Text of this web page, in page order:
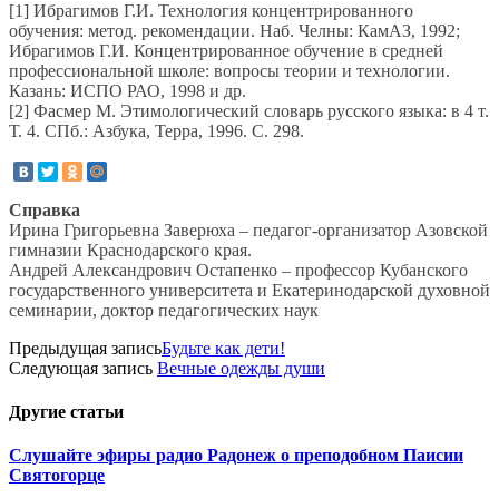
[1] Ибрагимов Г.И. Технология концентрированного
обучения: метод. рекомендации. Наб. Челны: КамАЗ, 1992;
Ибрагимов Г.И. Концентрированное обучение в средней
профессиональной школе: вопросы теории и технологии.
Казань: ИСПО РАО, 1998 и др.
[2] Фасмер М. Этимологический словарь русского языка: в 4 т.
Т. 4. СПб.: Азбука, Терра, 1996. С. 298.
Справка
Ирина Григорьевна Заверюха – педагог-организатор Азовской
гимназии Краснодарского края.
Андрей Александрович Остапенко – профессор Кубанского
государственного университета и Екатеринодарской духовной
семинарии, доктор педагогических наук
Предыдущая записьБудьте как дети!
Следующая запись Вечные одежды души
Другие статьи
Слушайте эфиры радио Радонеж о преподобном Паисии
Святогорце